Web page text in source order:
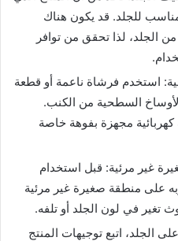
للجلد. قد يكون هناك
الجلد، لذا تحقق من توافر
استخدم فرشاة ناعمة أو قطعة
السطحية من الكنب.
مجهزة بفوهة خاصة
غير مرئية: قبل استخدام
على منطقة صغيرة غير مرئية
تغير في لون الجلد أو تلفه.
الجلد، اتبع توجيهات المنتج